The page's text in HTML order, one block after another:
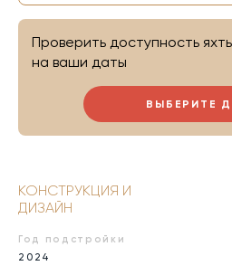
ВЫБЕРИТЕ
Проверить доступность
на ваши даты
КОНСТРУКЦИЯ И
ДИЗАЙН
Год подстройки
2024